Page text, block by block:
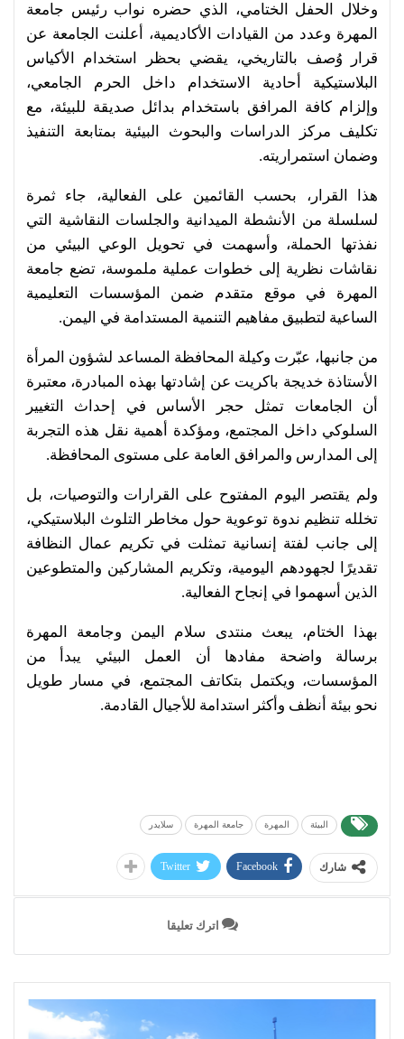
وخلال الحفل الختامي، الذي حضره نواب رئيس جامعة
المهرة وعدد من القيادات الأكاديمية، أعلنت الجامعة عن
قرار وُصف بالتاريخي، يقضي بحظر استخدام الأكياس
البلاستيكية أحادية الاستخدام داخل الحرم الجامعي،
وإلزام كافة المرافق باستخدام بدائل صديقة للبيئة، مع
تكليف مركز الدراسات والبحوث البيئية بمتابعة التنفيذ
وضمان استمراريته.
هذا القرار، بحسب القائمين على الفعالية، جاء ثمرة
لسلسلة من الأنشطة الميدانية والجلسات النقاشية التي
نفذتها الحملة، وأسهمت في تحويل الوعي البيئي من
نقاشات نظرية إلى خطوات عملية ملموسة، تضع جامعة
المهرة في موقع متقدم ضمن المؤسسات التعليمية
الساعية لتطبيق مفاهيم التنمية المستدامة في اليمن.
من جانبها، عبّرت وكيلة المحافظة المساعد لشؤون المرأة
الأستاذة خديجة باكريت عن إشادتها بهذه المبادرة، معتبرة
أن الجامعات تمثل حجر الأساس في إحداث التغيير
السلوكي داخل المجتمع، ومؤكدة أهمية نقل هذه التجربة
إلى المدارس والمرافق العامة على مستوى المحافظة.
ولم يقتصر اليوم المفتوح على القرارات والتوصيات، بل
تخلله تنظيم ندوة توعوية حول مخاطر التلوث البلاستيكي،
إلى جانب لفتة إنسانية تمثلت في تكريم عمال النظافة
تقديرًا لجهودهم اليومية، وتكريم المشاركين والمتطوعين
الذين أسهموا في إنجاح الفعالية.
بهذا الختام، يبعث منتدى سلام اليمن وجامعة المهرة
برسالة واضحة مفادها أن العمل البيئي يبدأ من
المؤسسات، ويكتمل بتكاتف المجتمع، في مسار طويل
نحو بيئة أنظف وأكثر استدامة للأجيال القادمة.
البيئة المهرة جامعة المهرة سلايدر
شارك Facebook
Twitter
اترك تعليقا